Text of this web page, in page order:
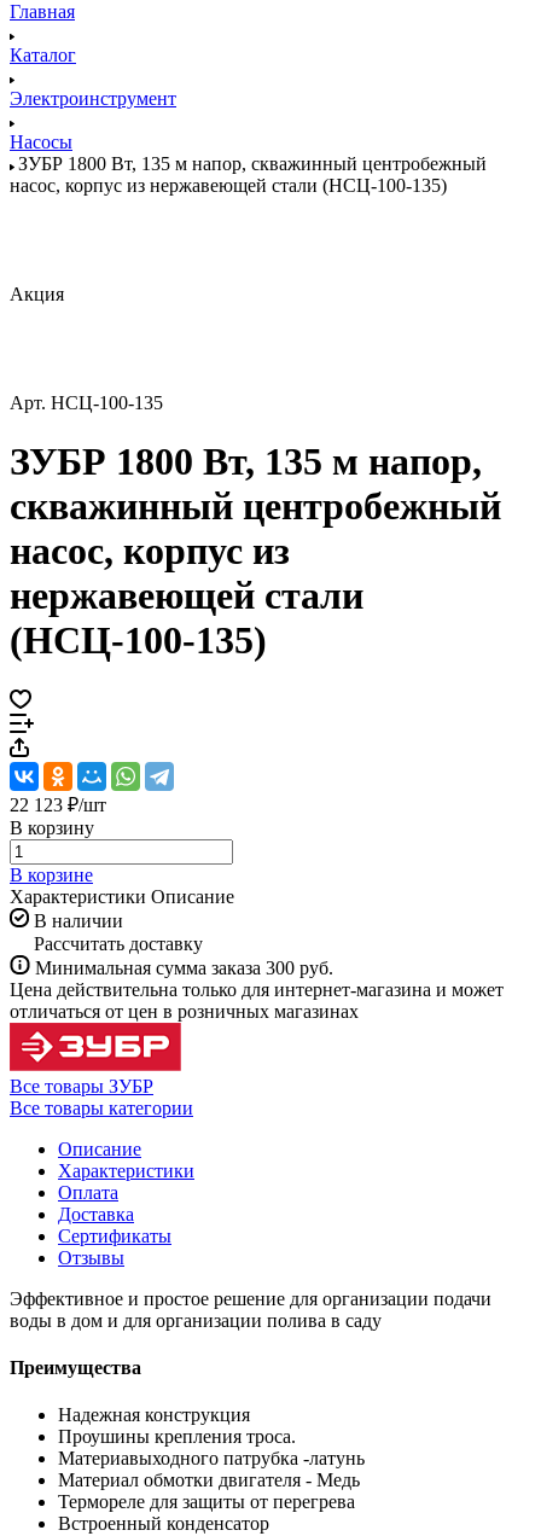
Главная
Каталог
Электроинструмент
Насосы
ЗУБР 1800 Вт, 135 м напор, скважинный центробежный
насос, корпус из нержавеющей стали (НСЦ-100-135)
Акция
Арт. НСЦ-100-135
ЗУБР 1800 Вт, 135 м напор,
скважинный центробежный
насос, корпус из
нержавеющей стали
(НСЦ-100-135)
22 123 ₽/шт
В корзину
В корзине
Характеристики Описание
В наличии
Рассчитать доставку
Минимальная сумма заказа 300 руб.
Цена действительна только для интернет-магазина и может
отличаться от цен в розничных магазинах
Все товары ЗУБР
Все товары категории
Описание
Характеристики
Оплата
Доставка
Сертификаты
Отзывы
Эффективное и простое решение для организации подачи
воды в дом и для организации полива в саду
Преимущества
Надежная конструкция
Проушины крепления троса.
Материавыходного патрубка -латунь
Материал обмотки двигателя - Медь
Термореле для защиты от перегрева
Встроенный конденсатор